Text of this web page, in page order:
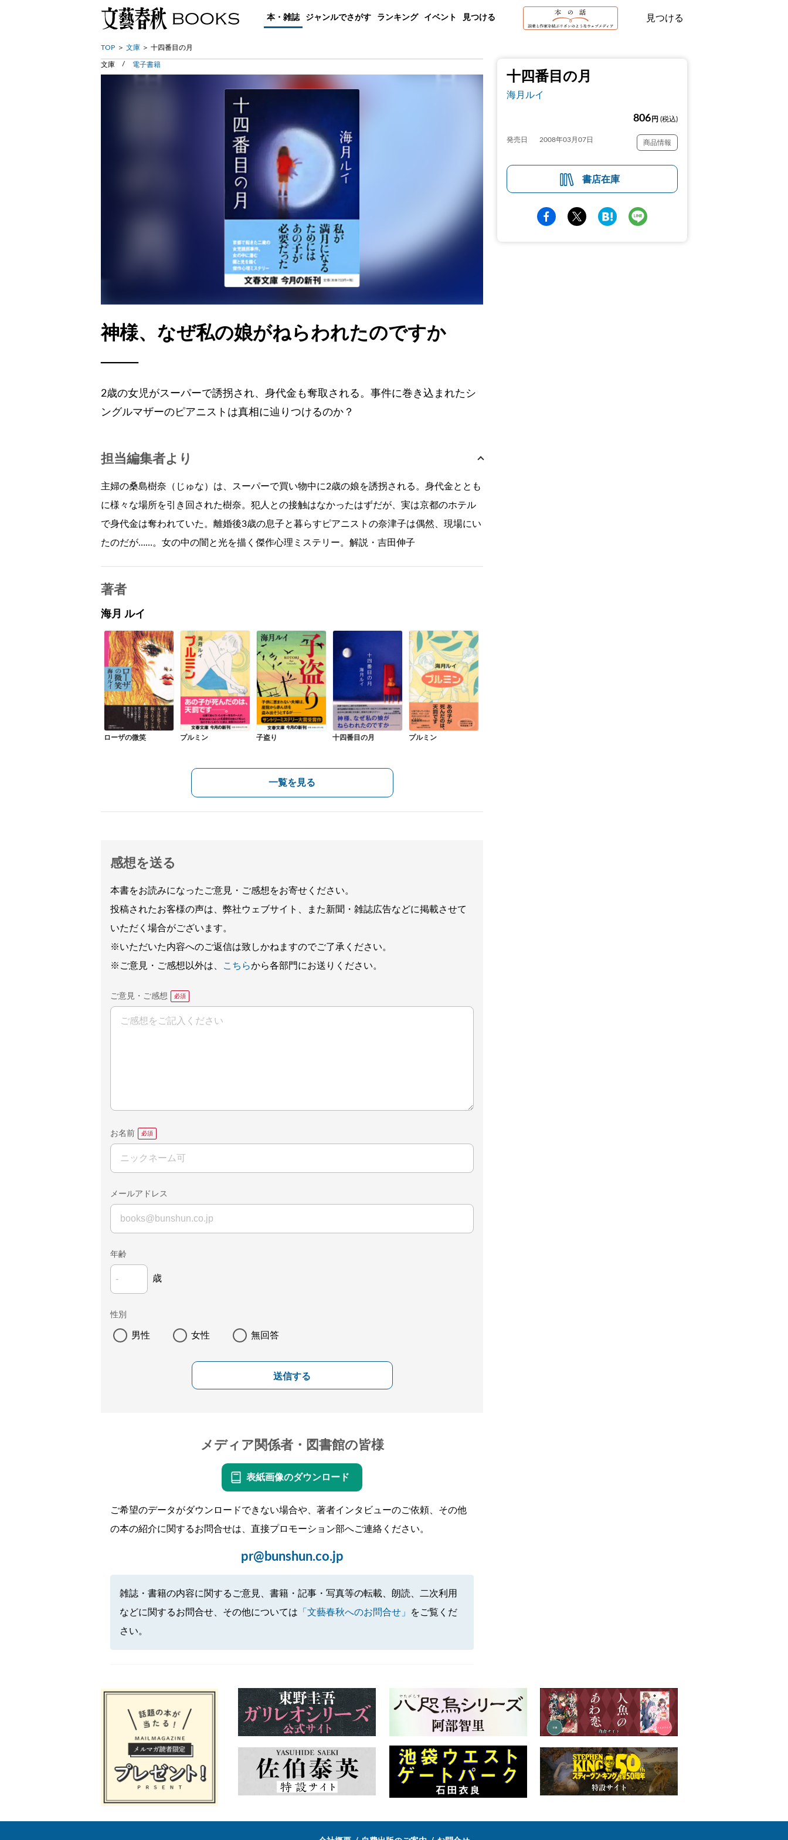
本・雑誌 ジャンルでさがす ランキング イベント 見つける 見つける
TOP 文庫 十四番目の月
十四番目の月
海月ルイ
806 円 (税込)
発売日 2008年03月07日 商品情報
書店在庫
文庫 電子書籍
神様、なぜ私の娘がねらわれたのですか
——
2歳の女児がスーパーで誘拐され、身代金も奪取される。事件に巻き込まれたシ
ングルマザーのピアニストは真相に辿りつけるのか？
担当編集者より
主婦の桑島樹奈（じゅな）は、スーパーで買い物中に2歳の娘を誘拐される。身代金ととも
に様々な場所を引き回された樹奈。犯人との接触はなかったはずだが、実は京都のホテル
で身代金は奪われていた。離婚後3歳の息子と暮らすピアニストの奈津子は偶然、現場にい
たのだが……。女の中の闇と光を描く傑作心理ミステリー。解説・吉田伸子
著者
海月 ルイ
ローザの微笑 プルミン 子盗り 十四番目の月 プルミン
一覧を見る
感想を送る
本書をお読みになったご意見・ご感想をお寄せください。
投稿されたお客様の声は、弊社ウェブサイト、また新聞・雑誌広告などに掲載させて
いただく場合がございます。
※いただいた内容へのご返信は致しかねますのでご了承ください。
※ご意見・ご感想以外は、
こちらから各部門にお送りください。
ご意見・ご感想
お名前
メールアドレス
年齢
歳
性別
男性 女性 無回答
送信する
メディア関係者・図書館の皆様
表紙画像のダウンロード
ご希望のデータがダウンロードできない場合や、著者インタビューのご依頼、その他
の本の紹介に関するお問合せは、直接プロモーション部へご連絡ください。
pr@bunshun.co.jp
雑誌・書籍の内容に関するご意見、書籍・記事・写真等の転載、朗読、二次利用
などに関するお問合せ、その他については 「文藝春秋へのお問合せ」
をご覧くだ
さい。